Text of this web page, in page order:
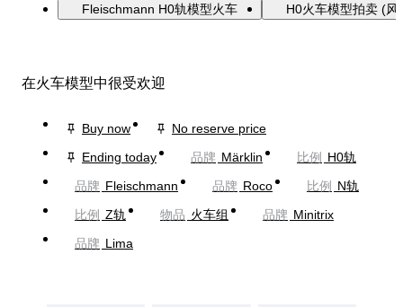
Fleischmann H0轨模型火车 H0火车模型拍卖 (风
在火车模型中很受欢迎
Buy now
No reserve price
Ending today
品牌 Märklin 比例
H0轨
品牌 Fleischmann 品牌 Roco 比例
N轨
比例 Z轨 物品 火车组 品牌 Minitrix
品牌 Lima